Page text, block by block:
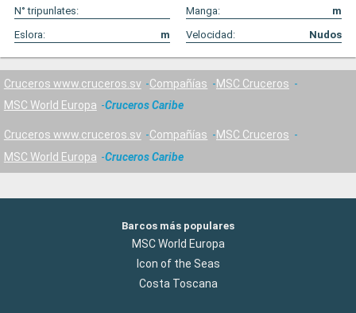
N° tripunlates:
Manga:
m
Eslora:
m Velocidad: Nudos
Cruceros www.cruceros.sv Compañías
MSC Cruceros
MSC World Europa
Cruceros Caribe
Cruceros www.cruceros.sv Compañías
MSC Cruceros
MSC World Europa
Cruceros Caribe
Barcos más populares
MSC World Europa
Icon of the Seas
Costa Toscana